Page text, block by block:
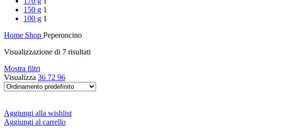
150 g 1
100 g 1
Home Shop Peperoncino
Visualizzazione di 7 risultati
Mostra filtri
Visualizza 36 72 96
Aggiungi alla wishlist
Aggiungi al carrello